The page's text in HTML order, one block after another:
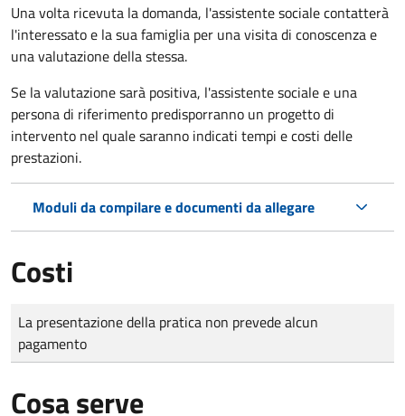
Una volta ricevuta la domanda, l'assistente sociale contatterà
l'interessato e la sua famiglia per una visita di conoscenza e
una valutazione della stessa.
Se la valutazione sarà positiva, l'assistente sociale e una
persona di riferimento predisporranno un progetto di
intervento nel quale saranno indicati tempi e costi delle
prestazioni.
Moduli da compilare e documenti da allegare
Costi
Tipo di pagamento
Importo
La presentazione della pratica non prevede alcun
pagamento
Cosa serve